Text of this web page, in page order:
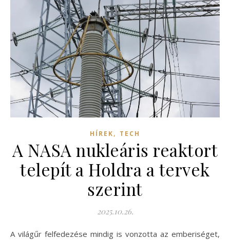
HÍREK, TECH
A NASA nukleáris reaktort
telepít a Holdra a tervek
szerint
2025.10.26.
A világűr felfedezése mindig is vonzotta az emberiséget,